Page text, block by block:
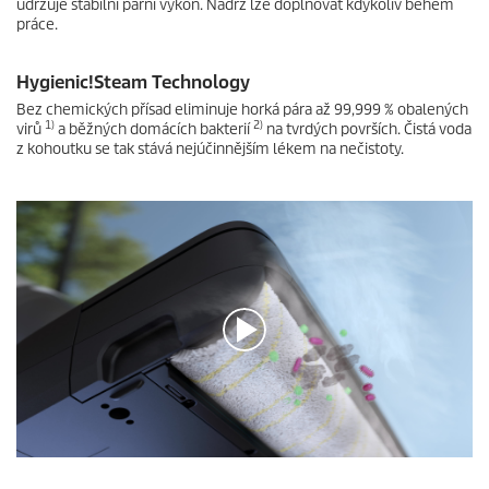
n
d
0
s
e
c
d
udržuje stabilní parní výkon. Nádrž lze doplňovat kdykoliv během
práce.
Hygienic!Steam Technology
Bez chemických přísad eliminuje horká pára až 99,999 % obalených
virů 1) a běžných domácích bakterií2) na tvrdých površích. Čistá voda
z kohoutku se tak stává nejúčinnějším lékem na nečistoty.